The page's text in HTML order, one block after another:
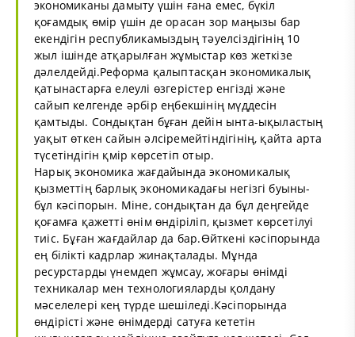
экономиканы дамыту үшін ғана емес, бүкіл
қоғамдық өмір үшін де орасан зор маңызы бар
екендігін республикамыздың тәуелсіздігінің 10
жыл ішінде атқарылған жұмыстар көз жеткізе
дәлелдейді.Реформа қалыптасқан экономикалық
қатынастарға елеулі өзгерістер енгізді және
сайып келгенде әрбір еңбекшінің мүддесін
қамтыды. Сондықтан бұған дейін ынта-ықыластың
уақыт өткен сайын әлсіремейтіндігінің, қайта арта
түсетіндігін қмір көрсетіп отыр.
Нарық экономика жағдайында экономикалық
қызметтің барлық экономикадағы негізгі буыны-
бұл кәсіпорын. Міне, сондықтан да бұл деңгейде
қоғамға қажетті өнім өндіріліп, қызмет көрсетілуі
тиіс. Бұған жағдайлар да бар.Өйткені кәсіпорында
ең білікті кадрлар жинақталады. Мұнда
ресурстарды үнемдеп жұмсау, жоғары өнімді
техникалар мен технологияларды қолдану
мәселелері кең түрде шешіледі.Кәсіпорында
өндірісті және өнімдерді сатуға кететін